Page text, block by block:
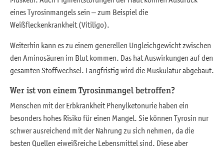
eines Tyrosinmangels sein – zum Beispiel die
Weißfleckenkrankheit (Vitiligo).
Weiterhin kann es zu einem generellen Ungleichgewicht zwischen
den Aminosäuren im Blut kommen. Das hat Auswirkungen auf den
gesamten Stoffwechsel. Langfristig wird die Muskulatur abgebaut.
Wer ist von einem Tyrosinmangel betroffen?
Menschen mit der Erbkrankheit Phenylketonurie haben ein
besonders hohes Risiko für einen Mangel. Sie können Tyrosin nur
schwer ausreichend mit der Nahrung zu sich nehmen, da die
besten Quellen eiweißreiche Lebensmittel sind. Diese aber